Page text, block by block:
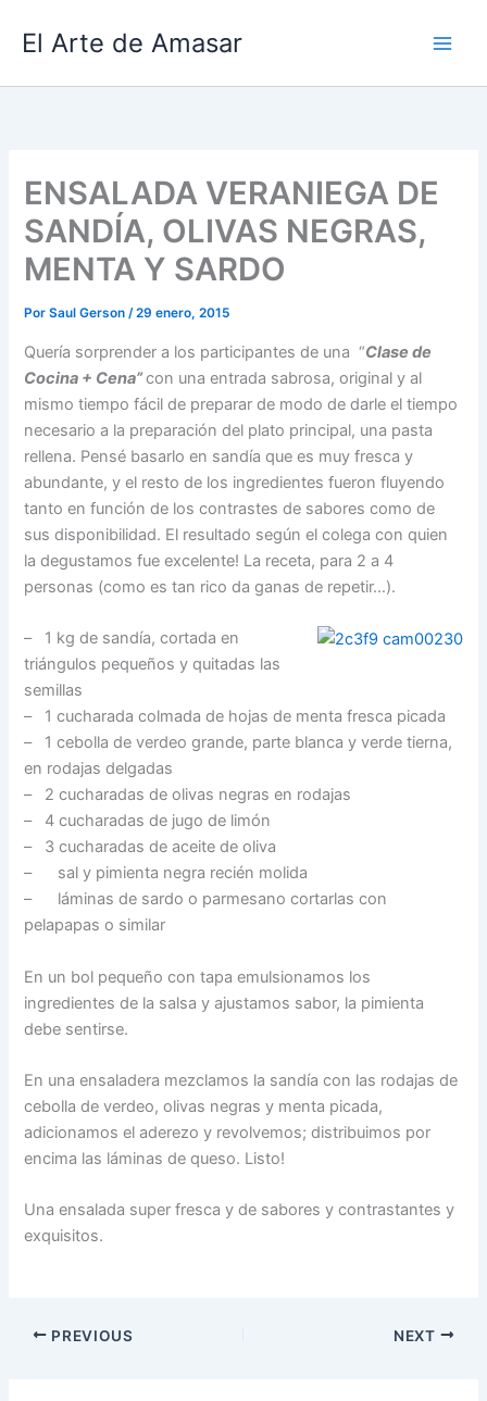
El Arte de Amasar
ENSALADA VERANIEGA DE
SANDÍA, OLIVAS NEGRAS,
MENTA Y SARDO
PorSaul Gerson/29 enero, 2015
Quería sorprender a los participantes de una “Clase de
Cocina + Cena”con una entrada sabrosa, original y al
mismo tiempo fácil de preparar de modo de darle el tiempo
necesario a la preparación del plato principal, una pasta
rellena. Pensé basarlo en sandía que es muy fresca y
abundante, y el resto de los ingredientes fueron fluyendo
tanto en función de los contrastes de sabores como de
sus disponibilidad. El resultado según el colega con quien
la degustamos fue excelente! La receta, para 2 a 4
personas (como es tan rico da ganas de repetir…).
– 1 kg de sandía, cortada en
triángulos pequeños y quitadas las
semillas
– 1 cucharada colmada de hojas de menta fresca picada
– 1 cebolla de verdeo grande, parte blanca y verde tierna,
en rodajas delgadas
– 2 cucharadas de olivas negras en rodajas
– 4 cucharadas de jugo de limón
– 3 cucharadas de aceite de oliva
– sal y pimienta negra recién molida
– láminas de sardo o parmesano cortarlas con
pelapapas o similar
En un bol pequeño con tapa emulsionamos los
ingredientes de la salsa y ajustamos sabor, la pimienta
debe sentirse.
En una ensaladera mezclamos la sandía con las rodajas de
cebolla de verdeo, olivas negras y menta picada,
adicionamos el aderezo y revolvemos; distribuimos por
encima las láminas de queso. Listo!
Una ensalada super fresca y de sabores y contrastantes y
exquisitos.
PREVIOUS NEXT